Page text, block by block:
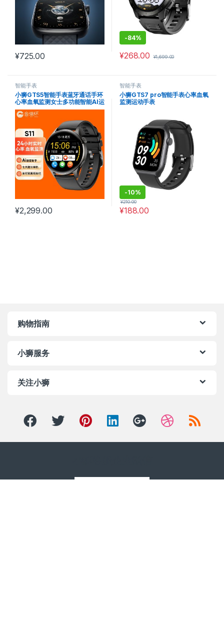
¥725.00
-84%
¥268.00 ¥1,699.00
智能手表
小狮GTS5智能手表蓝牙通话手环
心率血氧监测女士多功能智能AI运
动手表
¥2,299.00
智能手表
小狮GTS7 pro智能手表心率血氧
监测运动手表
-10%
¥188.00
¥210.00
购物指南
小狮服务
关注小狮